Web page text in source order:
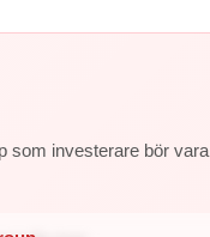
som investerare bör vara